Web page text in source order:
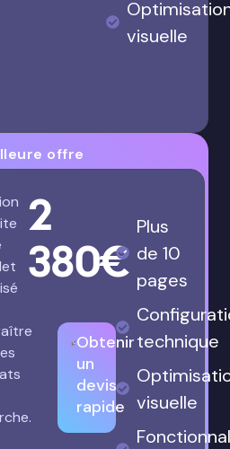
visuelle
offre
2
380€
Obtenir
un
devis
rapide
Plus
de 10
pages
technique
visuelle